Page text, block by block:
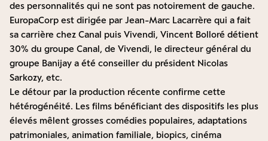
des personnalités qui ne sont pas notoirement de gauche.
EuropaCorp est dirigée par Jean-Marc Lacarrère qui a fait
sa carrière chez Canal puis Vivendi, Vincent Bolloré détient
30% du groupe Canal, de Vivendi, le directeur général du
groupe Banijay a été conseiller du président Nicolas
Sarkozy, etc.
Le détour par la production récente confirme cette
hétérogénéité. Les films bénéficiant des dispositifs les plus
élevés mêlent grosses comédies populaires, adaptations
patrimoniales, animation familiale, biopics, cinéma